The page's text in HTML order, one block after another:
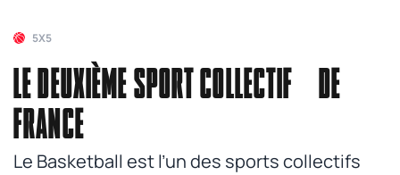
5X5
LE DEUXIÈME SPORT COLLECTIF DE
FRANCE
Le Basketball est l’un des sports collectifs